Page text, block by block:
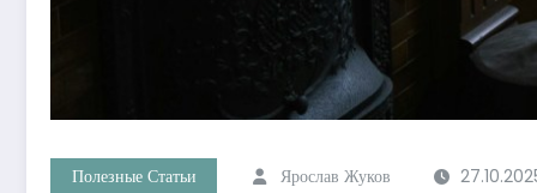
Полезные Статьи Ярослав Жуков